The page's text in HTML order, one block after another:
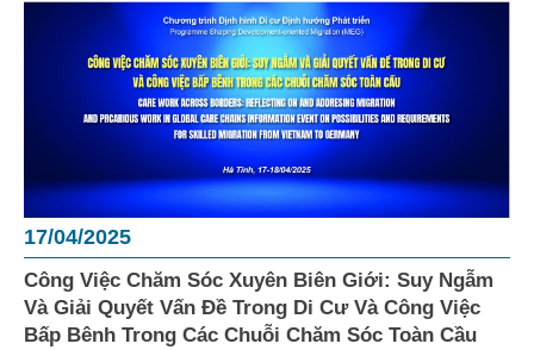
17/04/2025
Công Việc Chăm Sóc Xuyên Biên Giới: Suy Ngẫm
Và Giải Quyết Vấn Đề Trong Di Cư Và Công Việc
Bấp Bênh Trong Các Chuỗi Chăm Sóc Toàn Cầu